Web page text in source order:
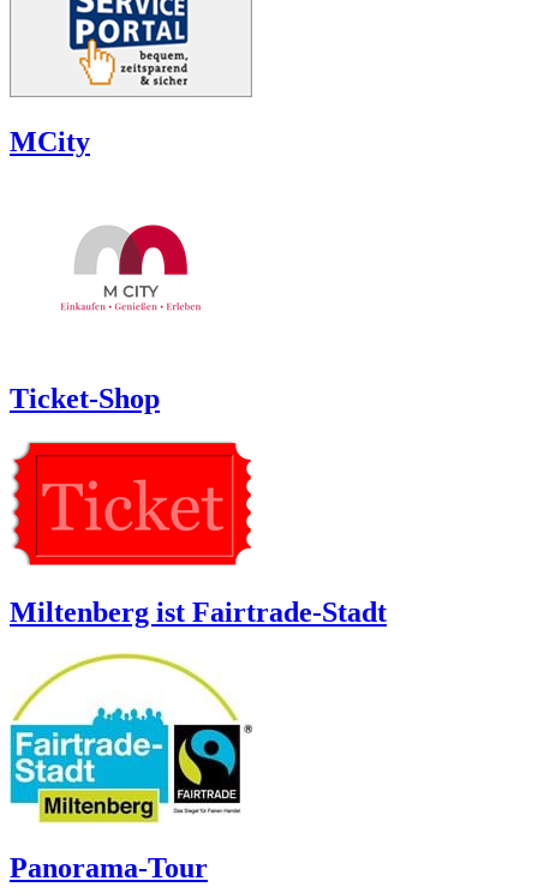
MCity
Ticket-Shop
Miltenberg ist Fairtrade-Stadt
Panorama-Tour